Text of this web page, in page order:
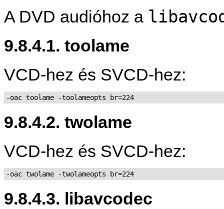
A DVD audióhoz a
9.8.4.1. toolame
VCD-hez és SVCD-hez:
-oac toolame -toolameopts br=224
9.8.4.2. twolame
VCD-hez és SVCD-hez:
-oac twolame -twolameopts br=224
9.8.4.3. libavcodec